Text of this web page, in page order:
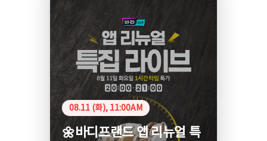
08.11 (화), 11:00AM
🌼바디프랜드 앱 리뉴얼 특